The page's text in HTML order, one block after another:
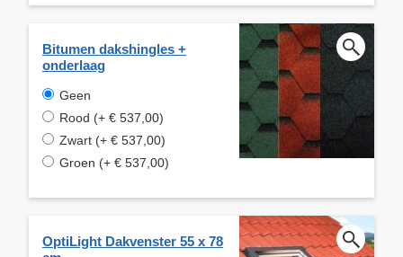
Bitumen dakshingles +
onderlaag
Geen
Rood (+ € 537,00)
Zwart (+ € 537,00)
Groen (+ € 537,00)
OptiLight Dakvenster 55 x 78